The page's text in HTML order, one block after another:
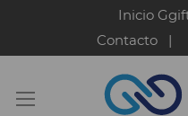
Inicio
Contacto